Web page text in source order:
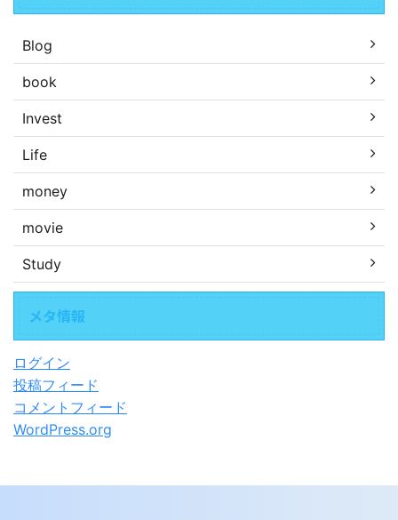
Blog
book
Invest
Life
money
movie
Study
メタ情報
ログイン
投稿フィード
コメントフィード
WordPress.org